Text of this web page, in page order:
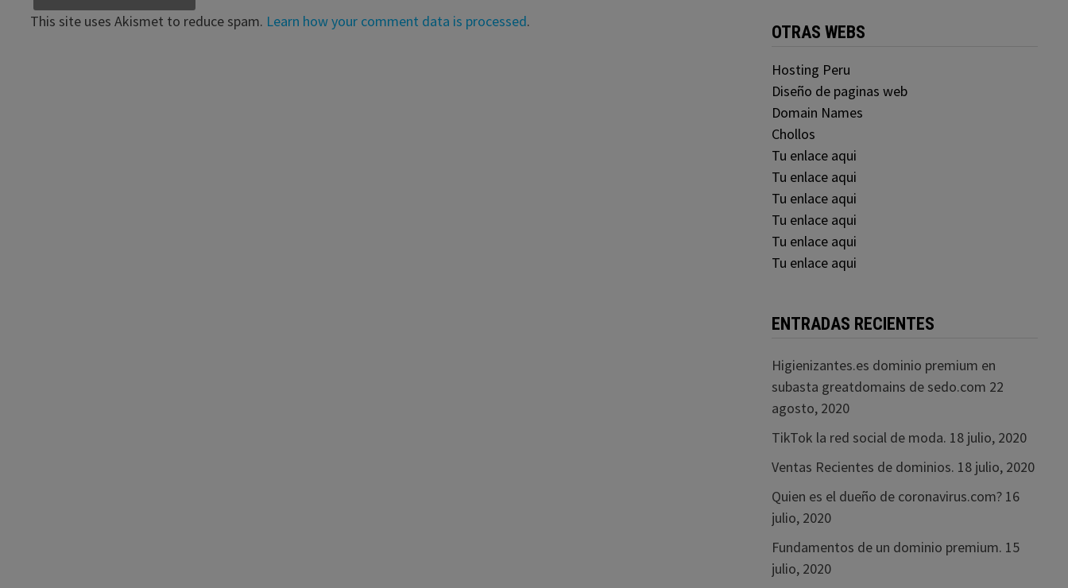
This site uses Akismet to reduce spam. Learn how your comment data is processed.
OTRAS WEBS
Hosting Peru
Diseño de paginas web
Domain Names
Chollos
Tu enlace aqui
Tu enlace aqui
Tu enlace aqui
Tu enlace aqui
Tu enlace aqui
Tu enlace aqui
ENTRADAS RECIENTES
Higienizantes.es dominio premium en
subasta greatdomains de sedo.com 22
agosto, 2020
TikTok la red social de moda. 18 julio, 2020
Ventas Recientes de dominios. 18 julio, 2020
Quien es el dueño de coronavirus.com? 16
julio, 2020
Fundamentos de un dominio premium. 15
julio, 2020